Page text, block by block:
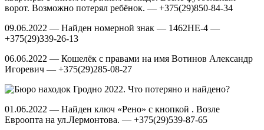
ворот. Возможно потерял ребёнок. — +375(29)850-84-34
09.06.2022 — Найден номерной знак — 1462НЕ-4 —
+375(29)339-26-13
06.06.2022 — Кошелёк с правами на имя Вотинов Александр
Игоревич — +375(29)285-08-27
01.06.2022 — Найден ключ «Рено» с кнопкой . Возле
Евроопта на ул.Лермонтова. — +375(29)539-87-65